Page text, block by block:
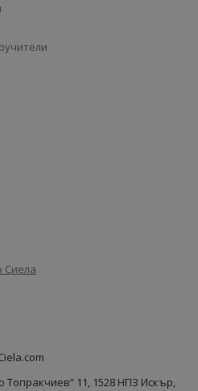
Сиела
Топракчиев“ 11, 1528 НПЗ Искър,